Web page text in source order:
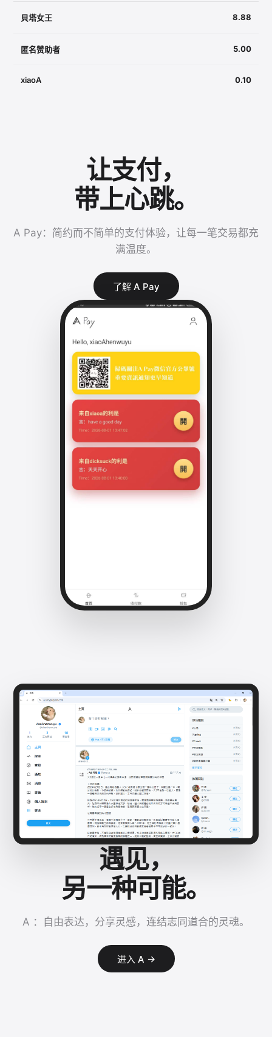
貝塔女王 8.88
匿名赞助者 5.00
xiaoA 0.10
让支付，
带上心跳。
A Pay：简约而不简单的支付体验，让每一笔交易都充
满温度。
了解 A Pay
遇见，
另一种可能。
A ：自由表达，分享灵感，连结志同道合的灵魂。
进入 A →